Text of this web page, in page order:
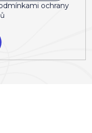
ochrany